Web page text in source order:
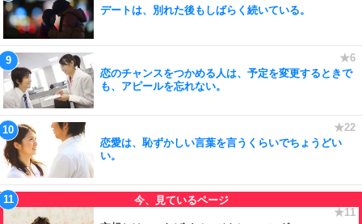
デートは、別れた後もしばらく続いている。
恋のチャンスをつかめる人は、予定を変更するときで
も、アピールを忘れない。
恋愛は、恥ずかしい言葉を言うくらいでちょうどい
い。